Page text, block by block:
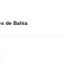
de Bahia